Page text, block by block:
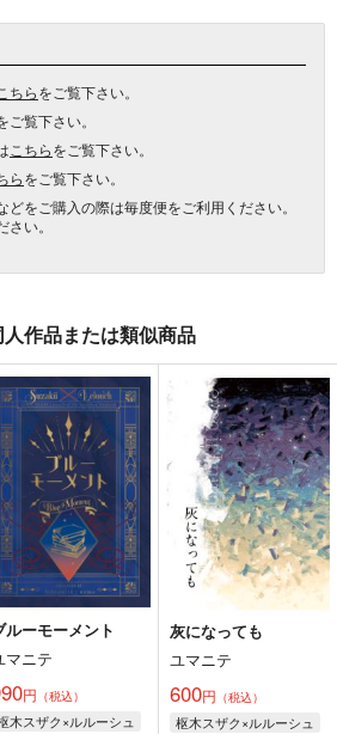
こちらをご覧下さい。
ご覧下さい。
こちらをご覧下さい。
らをご覧下さい。
どをご購入の際は毎度便をご利用ください。
い。
作品または類似商品
ルーモーメント
マニテ
円 （税込）
木スザク×ルルーシュ
灰になっても
ユマニテ
600円 （税込）
枢木スザク×ルルーシュ